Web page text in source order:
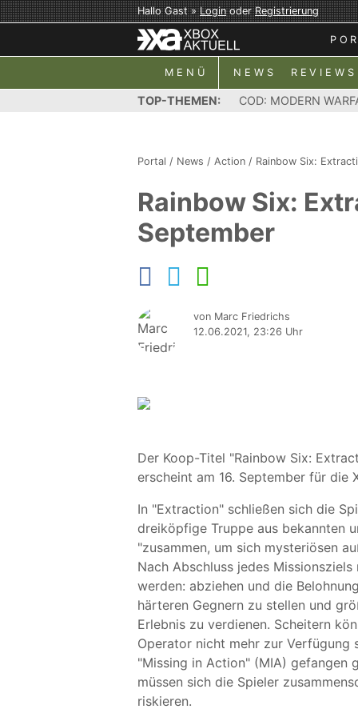
Hallo Gast »LoginoderRegistrierung
MENÜ NEWS REVIEWS
TOP-THEMEN: COD: MODERN
Portal / News / Action / Rainbow Six:
Rainbow Six:
September
von Marc Friedrichs
12.06.2021, 23:26 Uhr
Der Koop-Titel "Rainbow Six:
erscheint am 16. September für die
In "Extraction" schließen sich die
dreiköpfige Truppe aus bekannten
"zusammen, um sich mysteriösen
Nach Abschluss jedes
werden: abziehen und die
härteren Gegnern zu stellen und
Erlebnis zu verdienen. Scheitern
Operator nicht mehr zur Verfügung
"Missing in Action" (MIA) gefangen
müssen sich die Spieler
riskieren.